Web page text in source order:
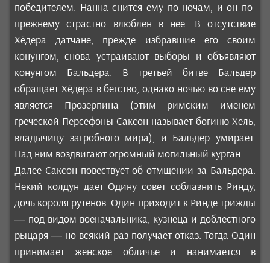
победителем. Нанна снится ему по ночам, и он по-
прежнему страстно влюблен в нее. В отсутствие
Хёдера датчане, прежде избравшие его своим
конунгом, снова устраивают выборы и объявляют
конунгом Бальдера. В третьей битве Бальдер
обращает Хёдера в бегство, однако ночью во сне ему
является Прозерпина (этим римским именем
греческой Персефоны Саксон называет богиню Хель,
владычицу загробного мира), и Бальдер умирает.
Над ним воздвигают огромный могильный курган.
Далее Саксон повествует об отмщении за Бальдера.
Некий колдун дает Одину совет соблазнить Ринду,
дочь короля рутенов. Один приходит к Ринде трижды
— под видом военачальника, кузнеца и доблестного
рыцаря — но всякий раз получает отказ. Тогда Один
принимает женское обличье и нанимается в